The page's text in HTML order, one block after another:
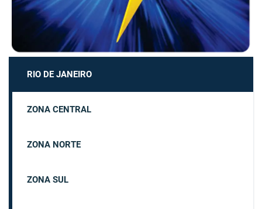
RIO DE JANEIRO
ZONA CENTRAL
ZONA NORTE
ZONA SUL